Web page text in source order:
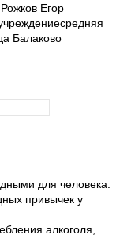
Егор
Балаково
для человека.
привычек у
алкоголя,